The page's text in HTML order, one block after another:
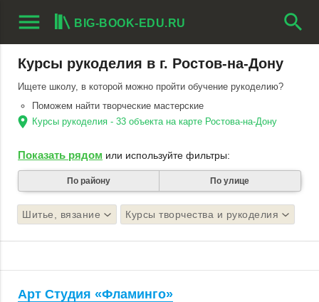
menu BIG-BOOK-EDU.RU search
Курсы рукоделия в г. Ростов-на-Дону
Ищете школу, в которой можно пройти обучение рукоделию?
Поможем найти творческие мастерские
location_on Курсы рукоделия - 33 объекта на карте Ростова-на-Дону
Показать рядом или используйте фильтры:
По району По улице
Шитье, вязание Курсы творчества и рукоделия
Арт Студия «Фламинго»